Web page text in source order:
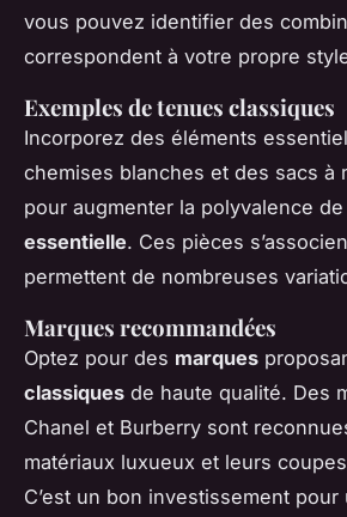
vous pouvez identifier des
correspondent à votre propre
Exemples de tenues classiques
Incorporez des éléments
chemises blanches et des sacs à
pour augmenter la polyvalence
essentielle. Ces pièces
permettent de nombreuses
Marques recommandées
Optez pour des marques
classiques de haute qualité. Des
Chanel et Burberry sont
matériaux luxueux et leurs
C’est un bon investissement